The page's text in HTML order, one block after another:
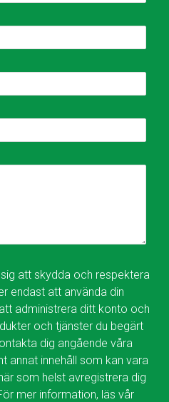
att skydda och respektera
endast att använda din
administrera ditt konto och
och tjänster du begärt
dig angående våra
annat innehåll som kan vara
som helst avregistrera dig
mer information, läs vår